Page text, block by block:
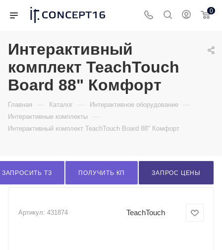
0
Интерактивный
комплект TeachTouch
Board 88" Комфорт
Главная — Каталог — Интерактивное оборудование —
Интерактивные комплекты —
Интерактивный комплект TeachTouch Board 88" Комфорт
ЗАПРОСИТЬ ТЗ ПОЛУЧИТЬ КП ЗАПРОС ЦЕНЫ
Артикул: 431874 TeachTouch